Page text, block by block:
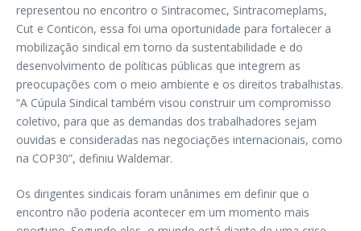
representou no encontro o Sintracomec, Sintracomeplams,
Cut e Conticon, essa foi uma oportunidade para fortalecer a
mobilização sindical em torno da sustentabilidade e do
desenvolvimento de políticas públicas que integrem as
preocupações com o meio ambiente e os direitos trabalhistas.
“A Cúpula Sindical também visou construir um compromisso
coletivo, para que as demandas dos trabalhadores sejam
ouvidas e consideradas nas negociações internacionais, como
na COP30”, definiu Waldemar.
Os dirigentes sindicais foram unânimes em definir que o
encontro não poderia acontecer em um momento mais